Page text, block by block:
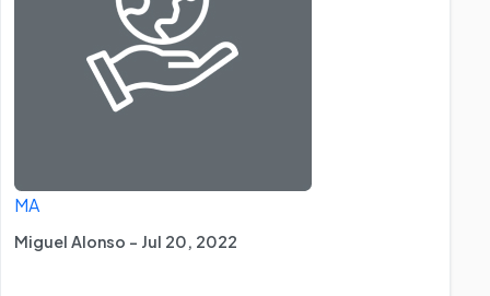
MA
Miguel Alonso - Jul 20, 2022